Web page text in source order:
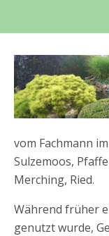
vom Fachmann
Sulzemoos,
Merching, Ried.
Während früher
genutzt wurde,